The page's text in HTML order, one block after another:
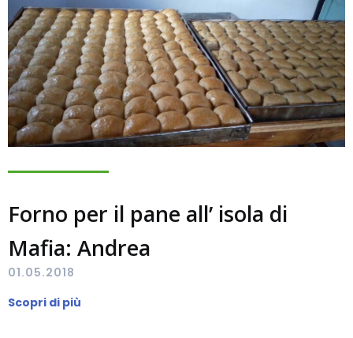
Forno per il pane all’ isola di
Mafia: Andrea
01.05.2018
Scopri di più